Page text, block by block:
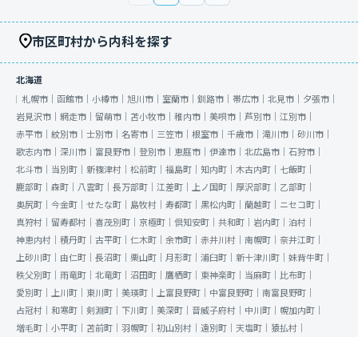
市区町村から内科を探す
北海道
札幌市｜ 函館市｜ 小樽市｜ 旭川市｜ 室蘭市｜ 釧路市｜ 帯広市｜ 北見市｜ 夕張市｜
岩見沢市｜ 網走市｜ 留萌市｜ 苫小牧市｜ 稚内市｜ 美唄市｜ 芦別市｜ 江別市｜
赤平市｜ 紋別市｜ 士別市｜ 名寄市｜ 三笠市｜ 根室市｜ 千歳市｜ 滝川市｜ 砂川市｜
歌志内市｜ 深川市｜ 富良野市｜ 登別市｜ 恵庭市｜ 伊達市｜ 北広島市｜ 石狩市｜
北斗市｜ 当別町｜ 新篠津村｜ 松前町｜ 福島町｜ 知内町｜ 木古内町｜ 七飯町｜
鹿部町｜ 森町｜ 八雲町｜ 長万部町｜ 江差町｜ 上ノ国町｜ 厚沢部町｜ 乙部町｜
奥尻町｜ 今金町｜ せたな町｜ 島牧村｜ 寿都町｜ 黒松内町｜ 蘭越町｜ ニセコ町｜
真狩村｜ 留寿都村｜ 喜茂別町｜ 京極町｜ 倶知安町｜ 共和町｜ 岩内町｜ 泊村｜
神恵内村｜ 積丹町｜ 古平町｜ 仁木町｜ 余市町｜ 赤井川村｜ 南幌町｜ 奈井江町｜
上砂川町｜ 由仁町｜ 長沼町｜ 栗山町｜ 月形町｜ 浦臼町｜ 新十津川町｜ 妹背牛町｜
秩父別町｜ 雨竜町｜ 北竜町｜ 沼田町｜ 鷹栖町｜ 東神楽町｜ 当麻町｜ 比布町｜
愛別町｜ 上川町｜ 東川町｜ 美瑛町｜ 上富良野町｜ 中富良野町｜ 南富良野町｜
占冠村｜ 和寒町｜ 剣淵町｜ 下川町｜ 美深町｜ 音威子府村｜ 中川町｜ 幌加内町｜
増毛町｜ 小平町｜ 苫前町｜ 羽幌町｜ 初山別村｜ 遠別町｜ 天塩町｜ 猿払村｜